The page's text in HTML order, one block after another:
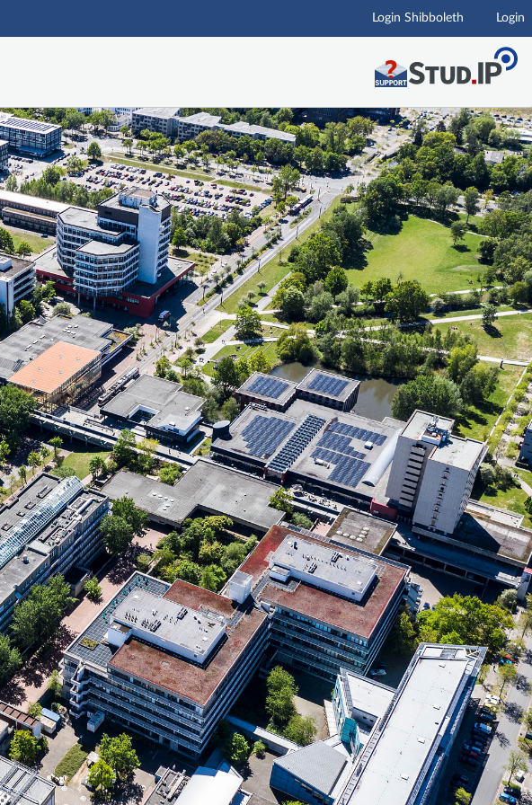
Login Shibboleth Login